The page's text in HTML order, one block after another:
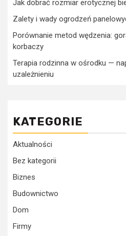
Jak dobrać rozmiar erotycznej
Zalety i wady ogrodzeń
Porównanie metod wędzenia:
korbaczy
Terapia rodzinna w ośrodku —
uzależnieniu
KATEGORIE
Aktualności
Bez kategorii
Biznes
Budownictwo
Dom
Firmy